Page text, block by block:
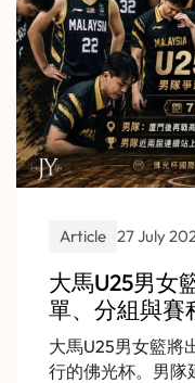
Article 27 July
大馬U25男女
單、分組與賽
大馬U25男女籃將
行的佛光杯。男隊